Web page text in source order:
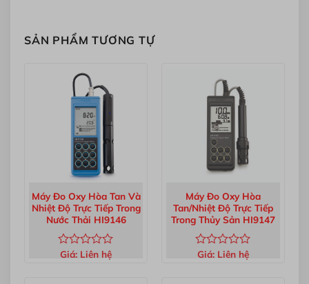
SẢN PHẨM TƯƠNG TỰ
Máy Đo Oxy Hòa Tan Và
Nhiệt Độ Trực Tiếp Trong
Nước Thải HI9146
Được
Giá: Liên hệ
Máy Đo Oxy Hòa
Tan/Nhiệt Độ Trực Tiếp
Trong Thủy Sản HI9147
Được
Giá: Liên hệ